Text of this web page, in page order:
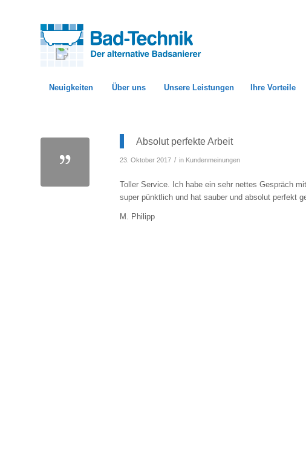
Neuigkeiten Über uns Unsere Leistungen Ihre Vorteile
Absolut perfekte Arbeit
23. Oktober 2017 / in Kundenmeinungen
Toller Service. Ich habe ein sehr nettes Gespräch
super pünktlich und hat sauber und absolut perfekt
M. Philipp